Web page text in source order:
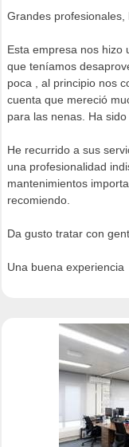
Grandes
Esta empresa nos hizo
que teníamos
poca , al principio nos
cuenta que mereció
para las nenas. Ha
He recurrido a sus
una profesionalidad
mantenimientos
recomiendo.
Da gusto tratar con
Una buena experiencia